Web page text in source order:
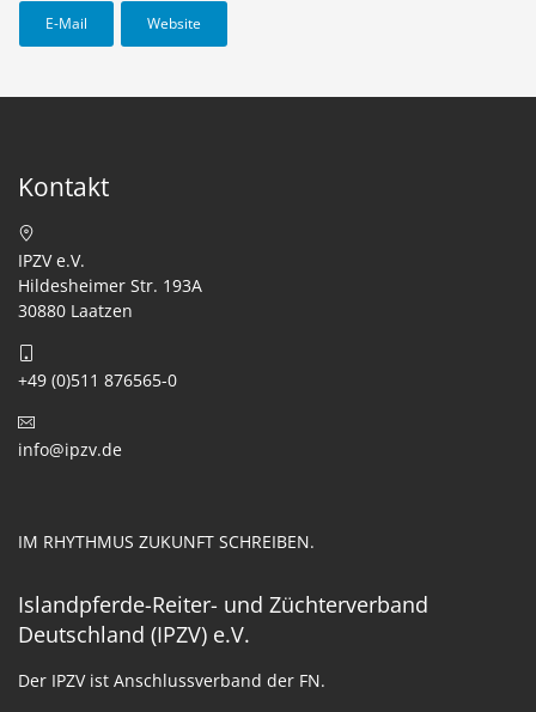
E-Mail Website
Kontakt
IPZV e.V.
Hildesheimer Str. 193A
30880 Laatzen
+49 (0)511 876565-0
info@ipzv.de
IM RHYTHMUS ZUKUNFT SCHREIBEN.
Islandpferde-Reiter- und Züchterverband
Deutschland (IPZV) e.V.
Der IPZV ist Anschlussverband der FN.